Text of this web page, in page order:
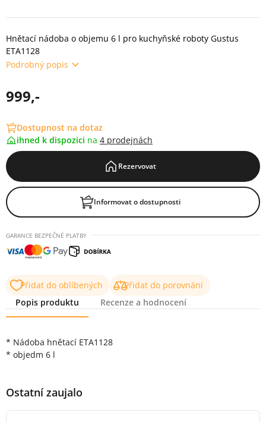
Hnětací nádoba o objemu 6 l pro kuchyňské roboty Gustus
ETA1128
Podrobný popis
999,-
Dostupnost na dotaz
ihned k dispozici na 4 prodejnách
Rezervovat
Informovat o dostupnosti
GARANCE BEZPEČNÉ PLATBY
Přidat do oblíbených
Přidat do porovnání
Popis produktu
Recenze a hodnocení
* Nádoba hnětací ETA1128
* objedm 6 l
Ostatní zaujalo